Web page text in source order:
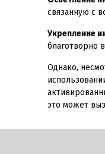
связанную с
Укрепление
благотворно
Однако,
это может